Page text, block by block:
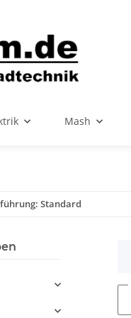
Mash
Standard